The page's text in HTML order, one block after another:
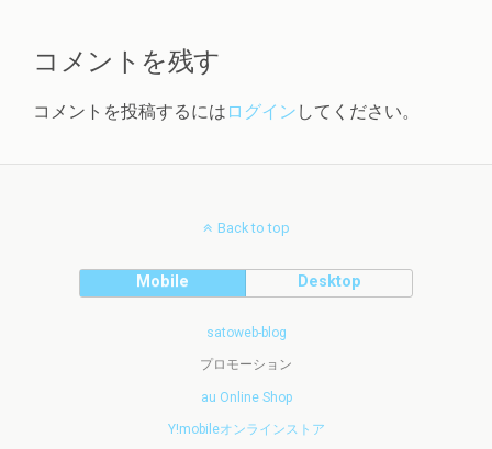
コメントを残す
コメントを投稿するには ログイン してください。
Back to top
Mobile Desktop
satoweb-blog
プロモーション
au Online Shop
Y!mobileオンラインストア